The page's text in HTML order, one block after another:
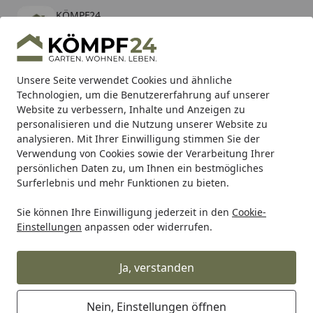
Unsere Seite verwendet Cookies und ähnliche
Technologien, um die Benutzererfahrung auf unserer
Website zu verbessern, Inhalte und Anzeigen zu
personalisieren und die Nutzung unserer Website zu
analysieren. Mit Ihrer Einwilligung stimmen Sie der
Verwendung von Cookies sowie der Verarbeitung Ihrer
persönlichen Daten zu, um Ihnen ein bestmögliches
Surferlebnis und mehr Funktionen zu bieten.
Sie können Ihre Einwilligung jederzeit in den Cookie-
Einstellungen anpassen oder widerrufen.
Ja, verstanden
Nein, Einstellungen öffnen
KÖMPF24
kostenlos - Im App Store
Hotline
Alle Produkte
Mein Konto
Suchen
Karibu Pools inkl. gratis Sandfilteranlage & Pool-
Starterset (Gesamtwert bis 468,99€)
Startseite
Auto & Zweirad Motorradzubehör & Werkzeuge
Supersprox Stahl-Kettenrad 520 38Z